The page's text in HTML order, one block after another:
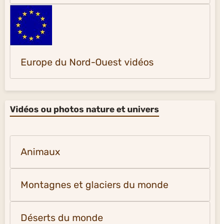
Europe du Nord-Ouest vidéos
Vidéos ou photos nature et univers
Animaux
Montagnes et glaciers du monde
Déserts du monde